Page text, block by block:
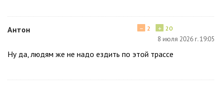
Антон + 20
− 2
8 июля 2026 г. 19:05
Ну да, людям же не надо ездить по этой трассе